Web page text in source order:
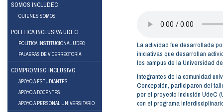
SOMOS INCLUDEC
QUIENES SOMOS
POLÍTICA INCLUSIVA UDEC
POLÍTICA INSTITUCIONAL UDEC
PALABRAS DE VICERRECTORÍA
COMPROMISO INCLUSIVO
APOYO A ESTUDIANTES
APOYO A DOCENTES
APOYO A PERSONAL UNIVERSITARIO
La actividad fue desarrollada
iniciativas que desarrollan
los campus de la Universidad
Integrantes de la comunidad
Concepción, participaron del
por el proyecto Inclusión UdeC
con el programa
Instagram